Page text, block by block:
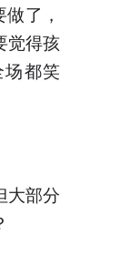
了，
觉得孩
都笑
大部分